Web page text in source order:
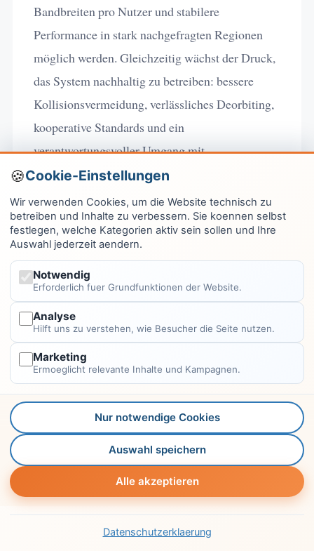
Bandbreiten pro Nutzer und stabilere
Performance in stark nachgefragten Regionen
möglich werden. Gleichzeitig wächst der Druck,
das System nachhaltig zu betreiben: bessere
Kollisionsvermeidung, verlässliches Deorbiting,
kooperative Standards und ein
verantwortungsvoller Umgang mit
astronomischen Auswirkungen.
Langfristig ist satellitengestützte
Kommunikation vermutlich kein Nischenprodukt
mehr, sondern eine Ergänzung zu Glasfaser,
Mobilfunk und Richtfunk. Denkbar sind neue
Anwendungen wie resilientere Netze für
kritische Infrastrukturen, temporäre Netze für
Großereignisse oder hybride Modelle, bei denen
Haushalte, Unternehmen und Behörden je nach
Situation zwischen terrestrischen und
satellitengestützten Wegen umschalten. Starlink
ist dabei ein prägendes Beispiel, weil es die
technische Machbarkeit im großen Maßstab
demonstriert – und zugleich zeigt, wie wichtig
klare Regeln und Transparenz für globale Netze
Cookie-Einstellungen
Wir verwenden Cookies, um die Website technisch zu
betreiben und Inhalte zu verbessern. Sie koennen selbst
festlegen, welche Kategorien aktiv sein sollen und Ihre
Auswahl jederzeit aendern.
Notwendig
Erforderlich fuer Grundfunktionen der Website.
Analyse
Hilft uns zu verstehen, wie Besucher die Seite nutzen.
Marketing
Ermoeglicht relevante Inhalte und Kampagnen.
Nur notwendige Cookies
Auswahl speichern
Alle akzeptieren
Datenschutzerklaerung